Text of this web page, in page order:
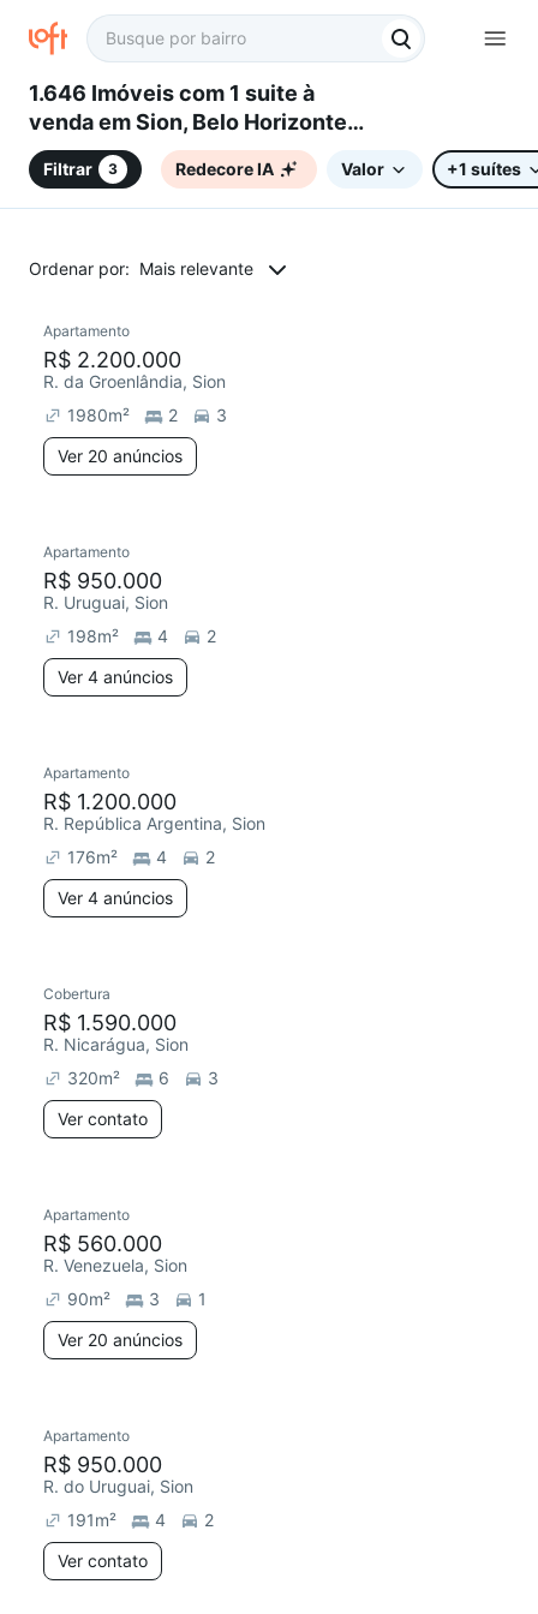
1.646 Imóveis com 1 suite à
venda em Sion, Belo Horizonte,
MG
Filtrar 3 Redecore IA Valor +1 suítes
Ordenar por: Mais relevante
Chegou este mês
Apartamento
R$ 2.200.000
R. da Groenlândia, Sion
1980m² 2
3
Ver 20 anúncios
Redecorar
Apartamento
R$ 950.000
R. Uruguai, Sion
198m² 4
2
Ver 4 anúncios
Redecorar
Apartamento
R$ 1.200.000
R. República Argentina, Sion
176m² 4
2
Ver 4 anúncios
Redecorar
Cobertura
R$ 1.590.000
R. Nicarágua, Sion
320m² 6
3
Ver contato
Redecorar
Apartamento
R$ 560.000
R. Venezuela, Sion
90m² 3
1
Ver 20 anúncios
Redecorar
Apartamento
R$ 950.000
R. do Uruguai, Sion
191m² 4
2
Ver contato